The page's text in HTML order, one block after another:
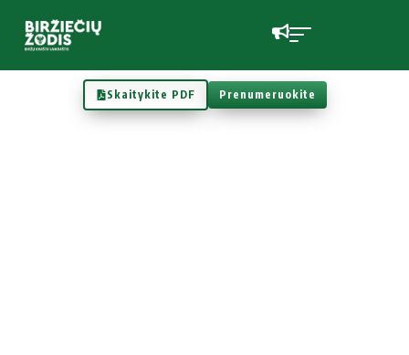
Skaitykite PDF Prenumeruokite